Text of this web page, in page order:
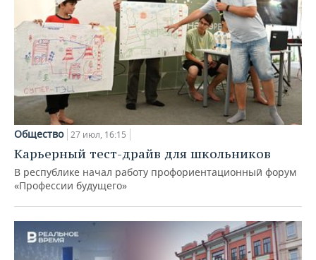
Общество 27 июл, 16:15
Карьерный тест-драйв для школьников
В республике начал работу профориентационный форум
«Профессии будущего»